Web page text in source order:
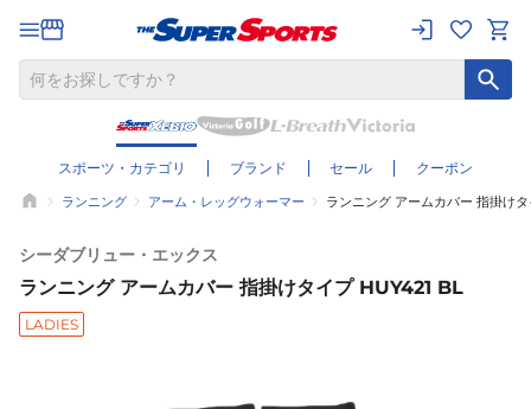
スポーツ・カテゴリ ブランド セール クーポン
ランニング アーム・レッグウォーマー ランニング アームカバー 指掛け
シーダブリュー・エックス
ランニング アームカバー 指掛けタイプ HUY421 BL
LADIES